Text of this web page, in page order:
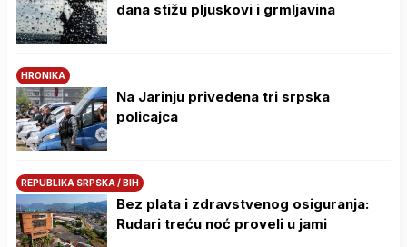
dana stižu pljuskovi i grmljavina
HRONIKA
Na Јarinju privedena tri srpska
policajca
REPUBLIKA SRPSKA / BIH
Bez plata i zdravstvenog osiguranja:
Rudari treću noć proveli u jami